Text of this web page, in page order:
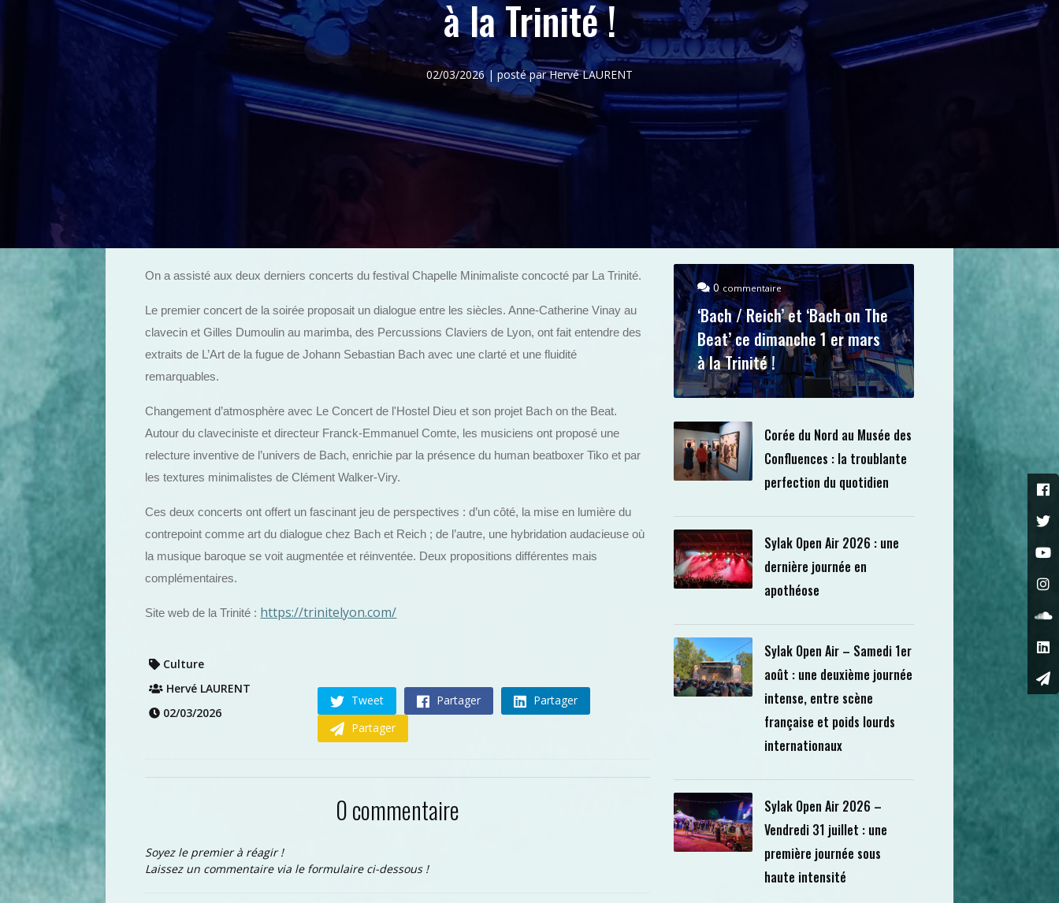
à la Trinité !
02/03/2026 | posté par Hervé LAURENT
On a assisté aux deux derniers concerts du festival Chapelle Minimaliste concocté par La Trinité.
Le premier concert de la soirée proposait un dialogue entre les siècles. Anne-Catherine Vinay au
clavecin et Gilles Dumoulin au marimba, des Percussions Claviers de Lyon, ont fait entendre des
extraits de L’Art de la fugue de Johann Sebastian Bach avec une clarté et une fluidité
remarquables.
Changement d’atmosphère avec Le Concert de l'Hostel Dieu et son projet Bach on the Beat.
Autour du claveciniste et directeur Franck-Emmanuel Comte, les musiciens ont proposé une
relecture inventive de l’univers de Bach, enrichie par la présence du human beatboxer Tiko et par
les textures minimalistes de Clément Walker-Viry.
Ces deux concerts ont offert un fascinant jeu de perspectives : d’un côté, la mise en lumière du
contrepoint comme art du dialogue chez Bach et Reich ; de l’autre, une hybridation audacieuse où
la musique baroque se voit augmentée et réinventée. Deux propositions différentes mais
complémentaires.
Site web de la Trinité : https://trinitelyon.com/
Culture
Hervé LAURENT
02/03/2026
Tweet Partager
Partager
Partager
0 commentaire
Soyez le premier à réagir !
Laissez un commentaire via le formulaire ci-dessous !
0 commentaire
‘Bach / Reich’ et ‘Bach on The
Beat’ ce dimanche 1 er mars
à la Trinité !
Corée du Nord au Musée des
Confluences : la troublante
perfection du quotidien
Sylak Open Air 2026 : une
dernière journée en
apothéose
Sylak Open Air – Samedi 1er
août : une deuxième journée
intense, entre scène
française et poids lourds
internationaux
Sylak Open Air 2026 –
Vendredi 31 juillet : une
première journée sous
haute intensité